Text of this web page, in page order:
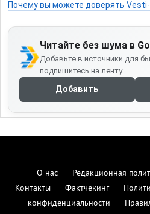
Почему вы можете доверять
Читайте без шума в
Добавьте в источники для
подпишитесь на ленту
Добавить
О нас Редакционная
Контакты
Фактчекинг
конфиденциальности